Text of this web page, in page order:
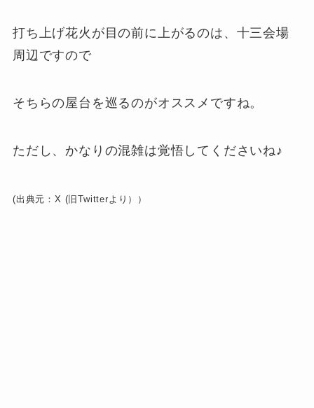
打ち上げ花火が目の前に上がるのは、十三会場
周辺ですので
そちらの屋台を巡るのがオススメですね。
ただし、かなりの混雑は覚悟してくださいね♪
(出典元：X (旧Twitterより））